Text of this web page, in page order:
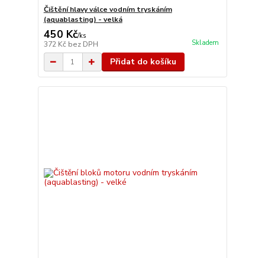
Čištění hlavy válce vodním tryskáním
(aquablasting) - velká
450 Kč/ks
372 Kč bez DPH Skladem
Přidat do košíku